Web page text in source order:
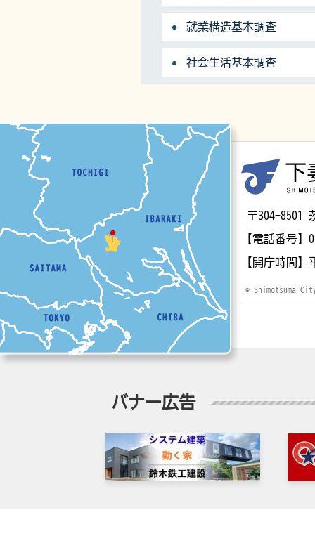
就業構造基本調査
社会生活基本調査
〒304-8501
【電話番号】
【開庁時間】
© Shimotsuma
バナー広告